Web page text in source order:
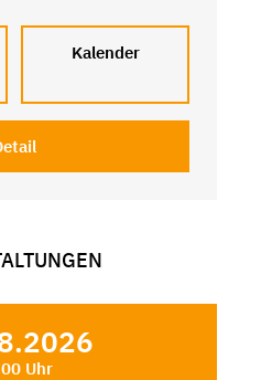
Kalender
Uhr